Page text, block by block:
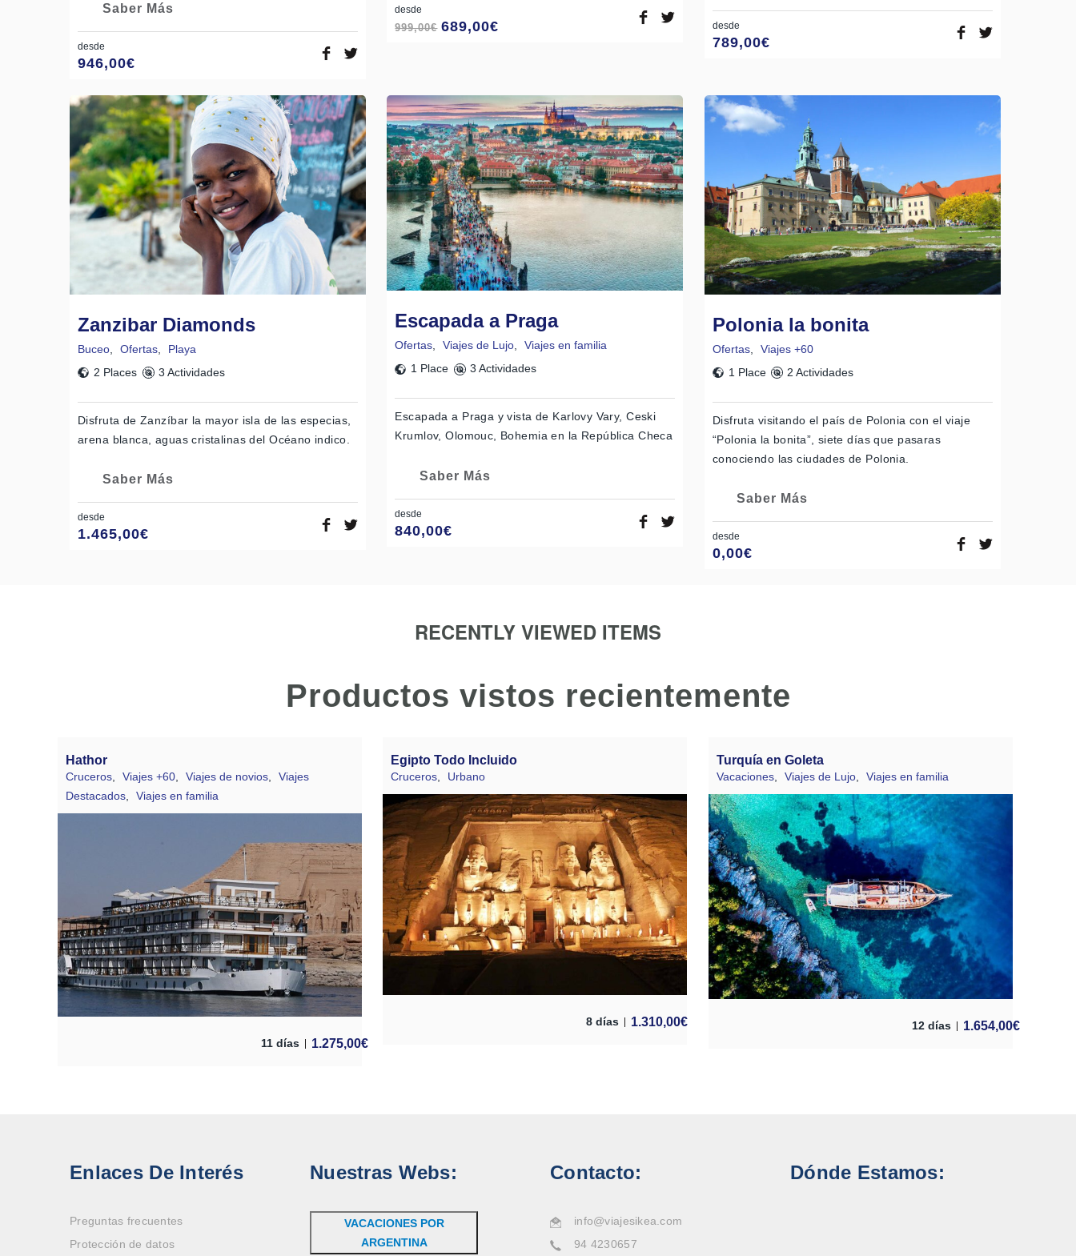
Saber Más
desde
946,00€
desde
999,00€ 689,00€ desde
789,00€
Zanzibar Diamonds
Buceo Ofertas
Playa
2 Places
3 Actividades
Disfruta de Zanzíbar la mayor isla de las especias,
arena blanca, aguas cristalinas del Océano indico.
Saber Más
desde
1.465,00€
Escapada a Praga
Ofertas, Viajes de Lujo,
Viajes en familia
1 Place
3 Actividades
Escapada a Praga y vista de Karlovy Vary, Ceski
Krumlov, Olomouc, Bohemia en la República Checa
Saber Más
desde
840,00€
Polonia la bonita
Ofertas,
Viajes +60
1 Place
2 Actividades
Disfruta visitando el país de Polonia con el viaje
“Polonia la bonita”, siete días que pasaras
conociendo las ciudades de Polonia.
Saber Más
desde
0,00€
RECENTLY VIEWED ITEMS
Productos vistos recientemente
Hathor
Cruceros Viajes +60 Viajes de novios
Viajes
Destacados
Viajes en familia
11 días 1.275,00€
Egipto Todo Incluido
Cruceros Urbano
8 días 1.310,00€
Turquía en Goleta
Vacaciones, Viajes de Lujo, Viajes en familia
12 días 1.654,00€
Enlaces De Interés
Preguntas frecuentes
Protección de datos
Nuestras Webs:
VACACIONES POR
ARGENTINA
Contacto:
info@viajesikea.com
94 4230657
Dónde Estamos: